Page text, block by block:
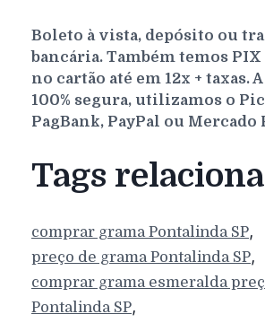
Boleto à vista, depósito ou
bancária. Também temos
no cartão até em 12x + taxas.
100% segura, utilizamos o
PagBank, PayPal ou Mercado
Tags
comprar gramaPontalinda SP,
preço de gramaPontalinda SP,
comprar grama esmeralda
Pontalinda SP,